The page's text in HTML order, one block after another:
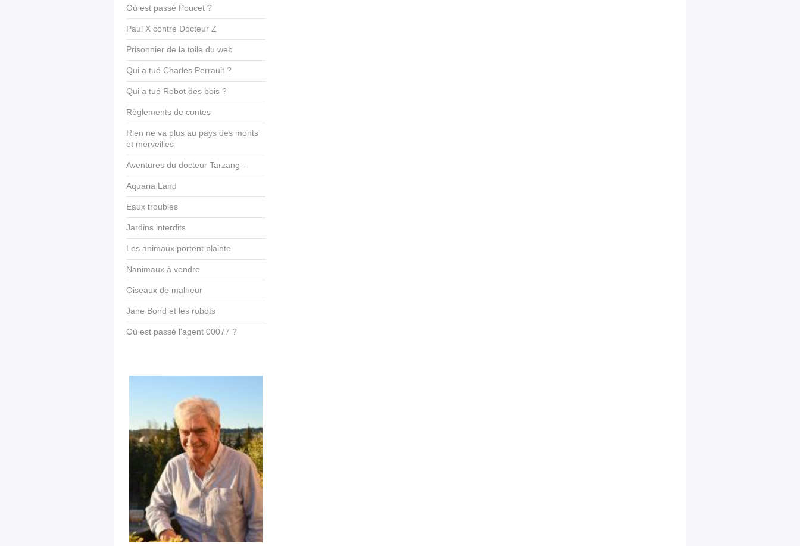
Où est passé Poucet ?
Paul X contre Docteur Z
Prisonnier de la toile du web
Qui a tué Charles Perrault ?
Qui a tué Robot des bois ?
Règlements de contes
Rien ne va plus au pays des monts
et merveilles
Aventures du docteur Tarzang--
Aquaria Land
Eaux troubles
Jardins interdits
Les animaux portent plainte
Nanimaux à vendre
Oiseaux de malheur
Jane Bond et les robots
Où est passé l'agent 00077 ?